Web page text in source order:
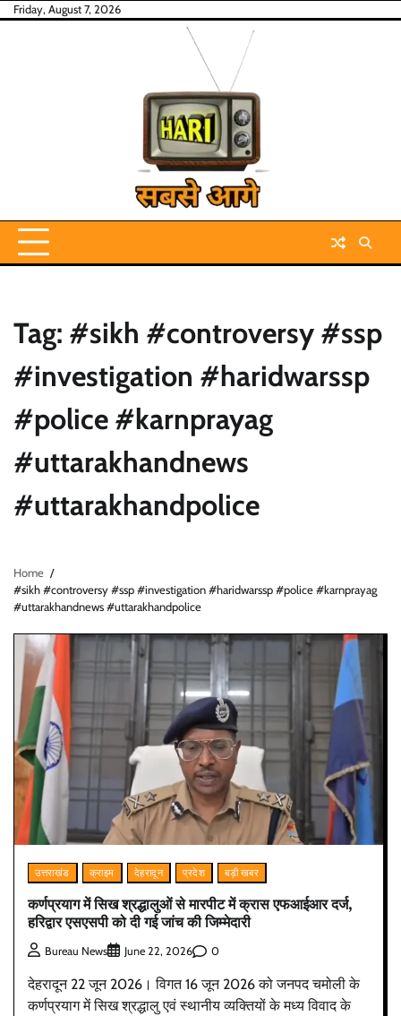
SkipFriday, August 7, 2026
Tag: #sikh #controversy #ssp
#investigation #haridwarssp
#police #karnprayag
#uttarakhandnews
#uttarakhandpolice
Home
#sikh #controversy #ssp #investigation #haridwarssp #police #karnprayag
#uttarakhandnews #uttarakhandpolice
उत्तराखंड क्राइम देहरादून प्रदेश बड़ी खबर
कर्णप्रयाग में सिख श्रद्धालुओं से मारपीट में क्रास एफआईआर दर्ज,
हरिद्वार एसएसपी को दी गई जांच की जिम्मेदारी
Bureau News June 22, 2026 0
देहरादून 22 जून 2026। विगत 16 जून 2026 को जनपद चमोली के
कर्णप्रयाग में सिख श्रद्धालु एवं स्थानीय व्यक्तियों के मध्य विवाद के